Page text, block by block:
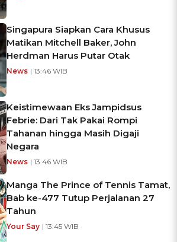
Singapura Siapkan Cara Khusus
Matikan Mitchell Baker, John
Herdman Harus Putar Otak
News | 13:46 WIB
Keistimewaan Eks Jampidsus
Febrie: Dari Tak Pakai Rompi
Tahanan hingga Masih Digaji
Negara
News | 13:46 WIB
Manga The Prince of Tennis Tamat,
Bab ke-477 Tutup Perjalanan 27
Tahun
Your Say | 13:45 WIB